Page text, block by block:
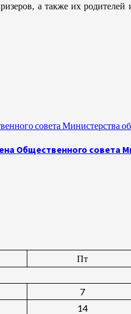
а также их родителей
совета Министерства
Общественного совета
Пт
7
14